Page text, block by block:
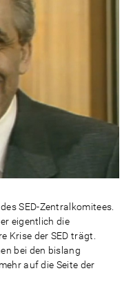
SED-Zentralkomitees.
eigentlich die
Krise der SED trägt.
bei den bislang
auf die Seite der